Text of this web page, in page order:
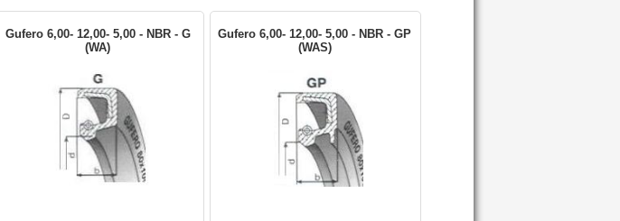
Gufero 6,00- 12,00- 5,00 - NBR - G
(WA)
Gufero 6,00- 12,00- 5,00 - NBR - GP
(WAS)